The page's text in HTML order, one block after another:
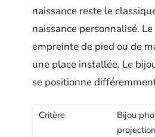
naissance reste le
naissance personnalisé.
empreinte de pied ou de
une place installée. Le
se positionne
Critère
Bijou
projection